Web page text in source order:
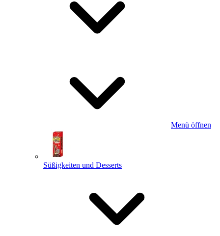
Menü öffnen
Süßigkeiten und Desserts